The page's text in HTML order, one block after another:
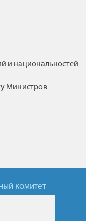
и национальностей
Министров
комитет